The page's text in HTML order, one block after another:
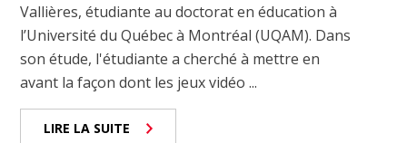
Vallières, étudiante au doctorat en éducation à
l’Université du Québec à Montréal (UQAM). Dans
son étude, l'étudiante a cherché à mettre en
avant la façon dont les jeux vidéo ...
LIRE LA SUITE